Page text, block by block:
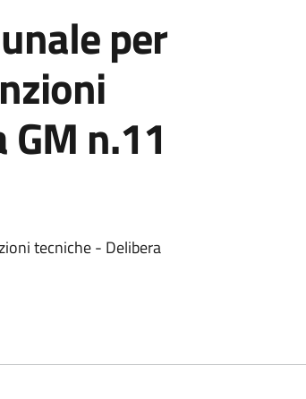
per
n.11
tecniche - Delibera